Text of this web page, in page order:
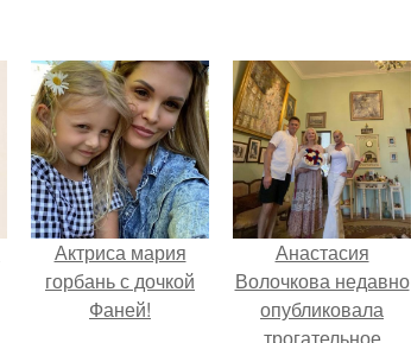
Актриса мария
горбань с дочкой
Фаней!
Анастасия
Волочкова недавно
опубликовала